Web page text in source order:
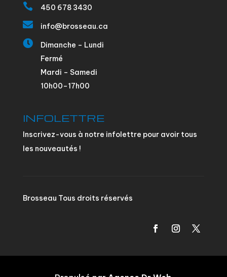
 450 678 3430
 info@brosseau.ca

Dimanche – Lundi
Fermé
Mardi – Samedi
10h00–17h00
INFOLETTRE
Inscrivez-vous à notre infolettre pour avoir tous
les nouveautés !
Brosseau Tous droits réservés